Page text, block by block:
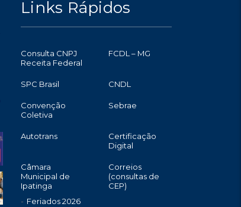
Links Rápidos
Consulta CNPJ
Receita Federal
FCDL – MG
SPC Brasil CNDL
Convenção
Coletiva
Sebrae
Autotrans
Certificação
Digital
Câmara
Municipal de
Ipatinga
Feriados 2026
Correios
(consultas de
CEP)